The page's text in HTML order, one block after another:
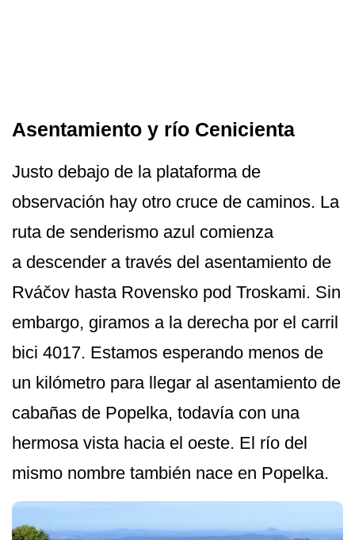
Asentamiento y río Cenicienta
Justo debajo de la plataforma de
observación hay otro cruce de caminos. La
ruta de senderismo azul comienza
a descender a través del asentamiento de
Rváčov hasta Rovensko pod Troskami. Sin
embargo, giramos a la derecha por el carril
bici 4017. Estamos esperando menos de
un kilómetro para llegar al asentamiento de
cabañas de Popelka, todavía con una
hermosa vista hacia el oeste. El río del
mismo nombre también nace en Popelka.